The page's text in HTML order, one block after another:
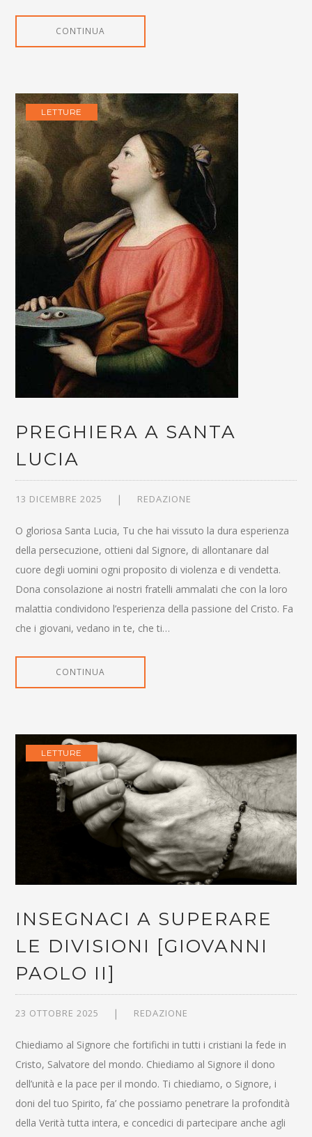
CONTINUA
LETTURE
PREGHIERA A SANTA
LUCIA
13 DICEMBRE 2025 REDAZIONE
O gloriosa Santa Lucia, Tu che hai vissuto la dura esperienza
della persecuzione, ottieni dal Signore, di allontanare dal
cuore degli uomini ogni proposito di violenza e di vendetta.
Dona consolazione ai nostri fratelli ammalati che con la loro
malattia condividono l’esperienza della passione del Cristo. Fa
che i giovani, vedano in te, che ti…
CONTINUA
LETTURE
INSEGNACI A SUPERARE
LE DIVISIONI [GIOVANNI
PAOLO II]
23 OTTOBRE 2025 REDAZIONE
Chiediamo al Signore che fortifichi in tutti i cristiani la fede in
Cristo, Salvatore del mondo. Chiediamo al Signore il dono
dell’unità e la pace per il mondo. Ti chiediamo, o Signore, i
doni del tuo Spirito, fa’ che possiamo penetrare la profondità
della Verità tutta intera, e concedici di partecipare anche agli